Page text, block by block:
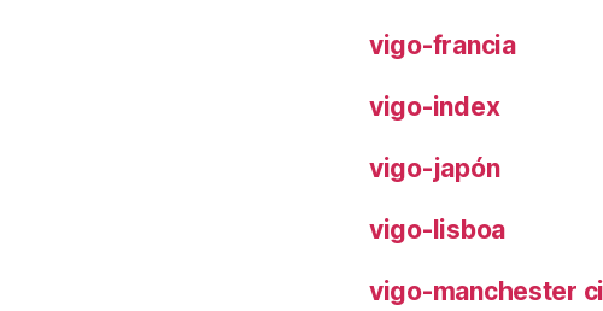
vigo-francia
vigo-index
vigo-japón
vigo-lisboa
vigo-manchester